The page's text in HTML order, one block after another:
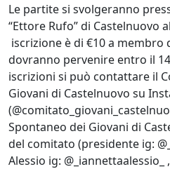
Le partite si svolgeranno
“Ettore Rufo” di Castelnuovo
iscrizione è di €10 a membro
dovranno pervenire entro il
iscrizioni si può contattare il
Giovani di Castelnuovo su
Spontaneo dei Giovani di
del comitato (presidente ig:
Alessio ig: @_iannettaalessio_